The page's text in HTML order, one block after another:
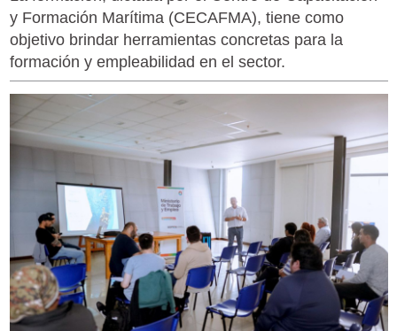
y Formación Marítima (CECAFMA), tiene como
objetivo brindar herramientas concretas para la
formación y empleabilidad en el sector.